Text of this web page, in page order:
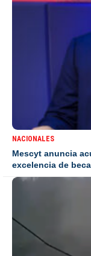
NACIONALES
Mescyt anuncia
excelencia de